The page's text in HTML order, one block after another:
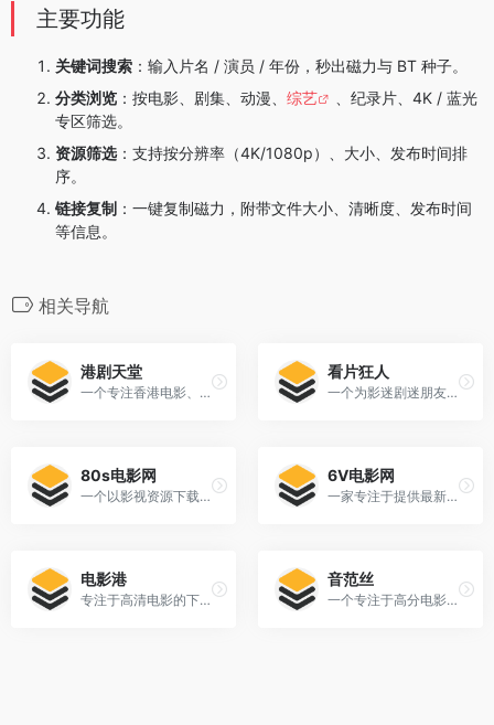
主要功能
关键词搜索 ：输入片名 / 演员 / 年份，秒出磁力与 BT 种子。
分类浏览 ：按电影、剧集、动漫、 综艺
、纪录片、4K / 蓝光
专区筛选。
资源筛选：支持按分辨率（4K/1080p）、大小、发布时间排
序。
链接复制 ：一键复制磁力，附带文件大小、清晰度、发布时间
等信息。
相关导航
港剧天堂
一个专注香港电影、香港电视剧的影视论坛。
看片狂人
一个为影迷剧迷朋友们建立的可免费在线观看,免费超前点播,下载高清视频资源的网站。
80s电影网
一个以影视资源下载为主要功能的网站，重点提供适合手机及本地播放器使用的 MP4 格式电影、电视剧和动漫资源。
6V电影网
一家专注于提供最新高清电影资源下载的网站。
电影港
专注于高清电影的下载服务。
音范丝
一个专注于高分电影下载资源的网站平台，以其严格的影片筛选标准和高清晰度下载格式而著称。